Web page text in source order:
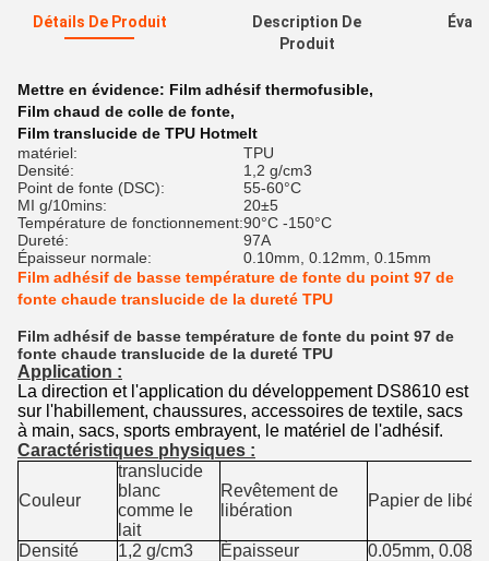
Détails De Produit
Description De
Produit
Mettre en évidence: Film adhésif thermofusible,
Film chaud de colle de fonte,
Film translucide de TPU Hotmelt
matériel:
TPU
Densité:
1,2 g/cm3
Point de fonte (DSC):
55-60°C
MI g/10mins:
20±5
Température de fonctionnement:90°C -150°C
Dureté:
97A
Épaisseur normale:
0.10mm, 0.12mm, 0.15mm
Film adhésif de basse température de fonte du point 97 de
fonte chaude translucide de la dureté TPU
Film adhésif de basse température de fonte du point 97 de
fonte chaude translucide de la dureté TPU
Application :
La direction et l'application du développement DS8610 est
sur l'habillement, chaussures, accessoires de textile, sacs
à main, sacs, sports embrayent, le matériel de l'adhésif.
Caractéristiques physiques :
Couleur
translucide
blanc
comme le
lait
Revêtement de
libération
Papier de
Densité 1,2 g/cm3 Épaisseur 0.05mm,